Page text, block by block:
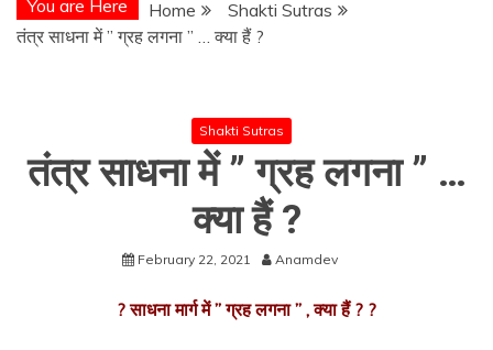
You are Here Home
Shakti Sutras
तंत्र साधना में ” ग्रह लगना ” … क्या हैं ?
Shakti Sutras
तंत्र साधना में ” ग्रह लगना ” …
क्या हैं ?
February 22, 2021 Anamdev
? साधना मार्ग में ” ग्रह लगना ” , क्या हैं ? ?